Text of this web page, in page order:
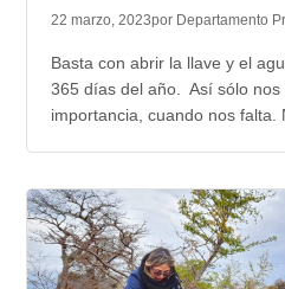
22 marzo, 2023por Departamento
Basta con abrir la llave y el
365 días del año. Así sólo nos
importancia, cuando nos falta.